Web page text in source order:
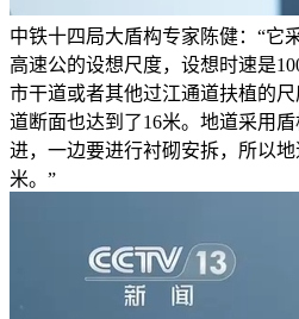
中铁十四局大盾构专家陈健：“它
高速公的设想尺度，设想时速是
市干道或者其他过江通道扶植的
道断面也达到了16米。地道采用
进，一边要进行衬砌安拆，所以
米。”